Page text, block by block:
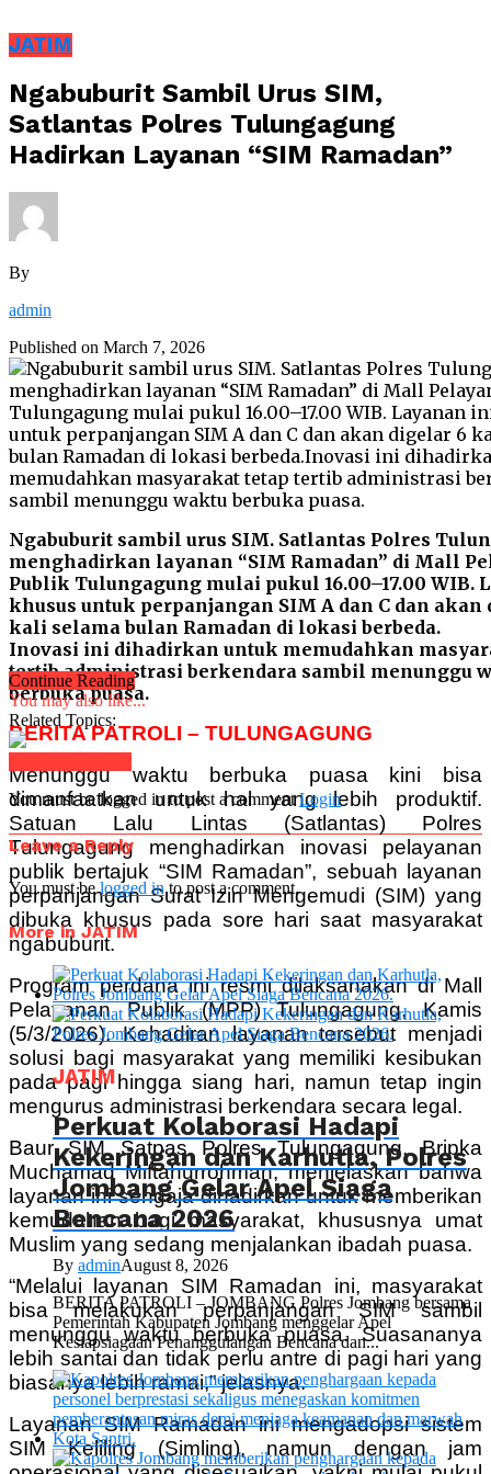
JATIM
Ngabuburit Sambil Urus SIM,
Satlantas Polres Tulungagung
Hadirkan Layanan “SIM Ramadan”
By
admin
Published on March 7, 2026
Ngabuburit sambil urus SIM. Satlantas Polres
menghadirkan layanan “SIM Ramadan” di Mall
Publik Tulungagung mulai pukul 16.00–17.00 WIB.
khusus untuk perpanjangan SIM A dan C dan akan
kali selama bulan Ramadan di lokasi berbeda.
Inovasi ini dihadirkan untuk memudahkan
tertib administrasi berkendara sambil menunggu
berbuka puasa.
BERITA PATROLI – TULUNGAGUNG
Menunggu waktu berbuka puasa kini bisa
dimanfaatkan untuk hal yang lebih produktif.
Satuan Lalu Lintas (Satlantas) Polres
Tulungagung menghadirkan inovasi pelayanan
publik bertajuk “SIM Ramadan”, sebuah layanan
perpanjangan Surat Izin Mengemudi (SIM) yang
dibuka khusus pada sore hari saat masyarakat
ngabuburit.
Program perdana ini resmi dilaksanakan di Mall
Pelayanan Publik (MPP) Tulungagung, Kamis
(5/3/2026). Kehadiran layanan tersebut menjadi
solusi bagi masyarakat yang memiliki kesibukan
pada pagi hingga siang hari, namun tetap ingin
mengurus administrasi berkendara secara legal.
Baur SIM Satpas Polres Tulungagung, Bripka
Muchamad Miftahurrohman, menjelaskan bahwa
layanan ini sengaja dihadirkan untuk memberikan
kemudahan bagi masyarakat, khususnya umat
Muslim yang sedang menjalankan ibadah puasa.
“Melalui layanan SIM Ramadan ini, masyarakat
bisa melakukan perpanjangan SIM sambil
menunggu waktu berbuka puasa. Suasananya
lebih santai dan tidak perlu antre di pagi hari yang
biasanya lebih ramai,” jelasnya.
Layanan SIM Ramadan ini mengadopsi sistem
SIM Keliling (Simling), namun dengan jam
Continue Reading
You may also like...
Related Topics:
You must be logged in to post a commentLogin
Leave a Reply
You must belogged into post a comment.
More in JATIM
JATIM
Perkuat Kolaborasi Hadapi
Kekeringan dan Karhutla, Polres
Jombang Gelar Apel Siaga
Bencana 2026
By adminAugust 8, 2026
BERITA PATROLI – JOMBANG Polres Jombang bersama
Pemerintah Kabupaten Jombang menggelar Apel
Kesiapsiagaan Penanggulangan Bencana dan...